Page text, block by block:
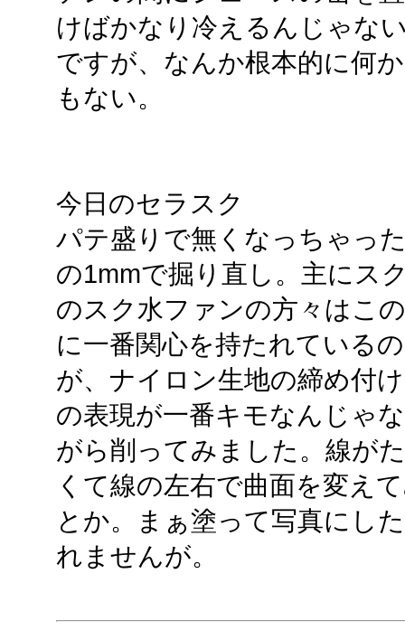
けばかなり冷えるんじゃな
ですが、なんか根本的に何
もない。
今日のセラスク
パテ盛りで無くなっちゃっ
の1mmで掘り直し。主にス
のスク水ファンの方々はこ
に一番関心を持たれている
が、ナイロン生地の締め付
の表現が一番キモなんじゃ
がら削ってみました。線が
くて線の左右で曲面を変え
とか。まぁ塗って写真にし
れませんが。